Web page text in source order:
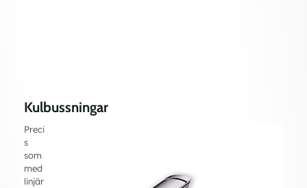
Kulbussningar
Preci
s
som
med
linjär